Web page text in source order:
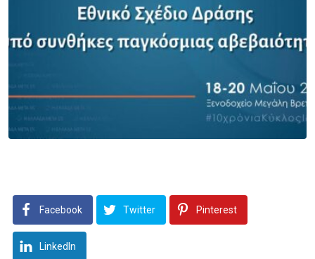
Facebook Twitter Pinterest
LinkedIn